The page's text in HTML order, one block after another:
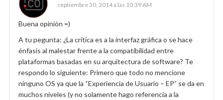
septiembre 30, 2014 a las 10:39 AM
Buena opinión =)
A tu pegunta: ¿La critica es a la interfaz gráfica o se hace
énfasis al malestar frente a la compatibilidad entre
plataformas basadas en su arquitectura de software? Te
respondo lo siguiente: Primero que todo no mencione
ninguno OS ya que la “Experiencia de Usuario – EP” se da en
muchos niveles (y no solamente hago referencia a la